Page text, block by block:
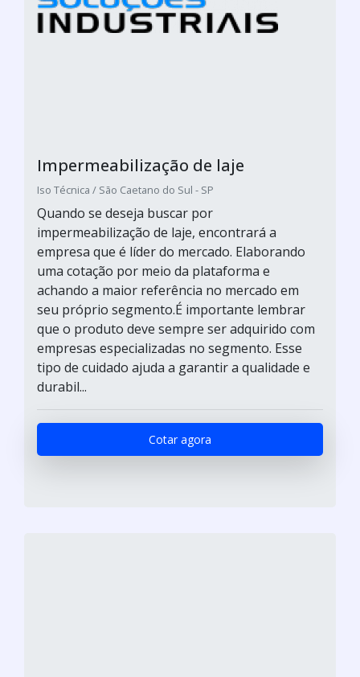
Impermeabilização de laje
Iso Técnica / São Caetano do Sul - SP
Quando se deseja buscar por
impermeabilização de laje, encontrará a
empresa que é líder do mercado. Elaborando
uma cotação por meio da plataforma e
achando a maior referência no mercado em
seu próprio segmento.É importante lembrar
que o produto deve sempre ser adquirido com
empresas especializadas no segmento. Esse
tipo de cuidado ajuda a garantir a qualidade e
durabil...
Cotar agora